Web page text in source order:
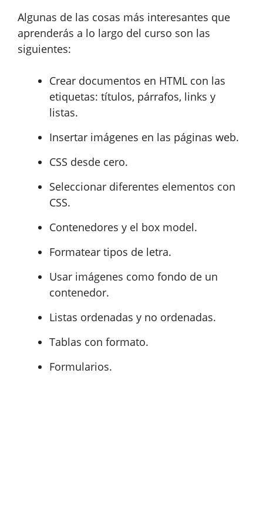
Algunas de las cosas más interesantes que
aprenderás a lo largo del curso son las
siguientes:
Crear documentos en HTML con las
etiquetas: títulos, párrafos, links y
listas.
Insertar imágenes en las páginas web.
CSS desde cero.
Seleccionar diferentes elementos con
CSS.
Contenedores y el box model.
Formatear tipos de letra.
Usar imágenes como fondo de un
contenedor.
Listas ordenadas y no ordenadas.
Tablas con formato.
Formularios.